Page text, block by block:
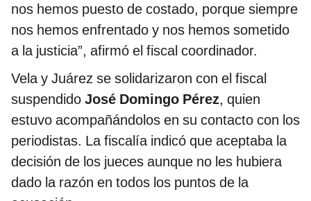
nos hemos puesto de costado, porque siempre
nos hemos enfrentado y nos hemos sometido
a la justicia”, afirmó el fiscal coordinador.
Vela y Juárez se solidarizaron con el fiscal
suspendido José Domingo Pérez, quien
estuvo acompañándolos en su contacto con los
periodistas. La fiscalía indicó que aceptaba la
decisión de los jueces aunque no les hubiera
dado la razón en todos los puntos de la